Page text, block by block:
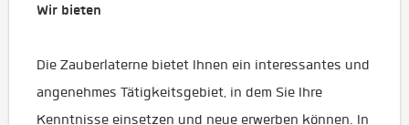
Wir bieten
Die Zauberlaterne bietet Ihnen ein interessantes und
angenehmes Tätigkeitsgebiet, in dem Sie Ihre
Kenntnisse einsetzen und neue erwerben können. In